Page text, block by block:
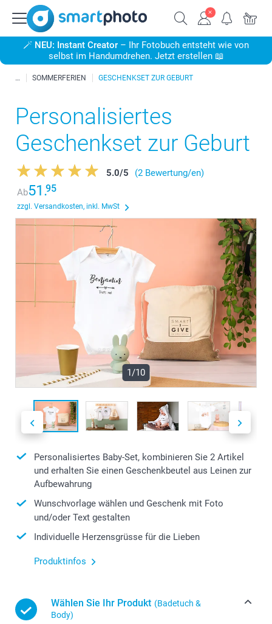
🪄 NEU: Instant Creator – Ihr Fotobuch entsteht wie von
selbst im Handumdrehen. Jetzt erstellen 📖
SOMMERFERIEN GESCHENKSET ZUR GEBURT
Personalisiertes
Geschenkset zur Geburt
5.0/5
(2 Bewertung/en)
Ab51.95
zzgl. Versandkosten, inkl. MwSt
1/10
Personalisiertes Baby-Set, kombinieren Sie 2 Artikel
und erhalten Sie einen Geschenkbeutel aus Leinen zur
Aufbewahrung
Wunschvorlage wählen und Geschenk mit Foto
und/oder Text gestalten
Individuelle Herzensgrüsse für die Lieben
Produktinfos
Wählen Sie Ihr Produkt (Badetuch &
Body)